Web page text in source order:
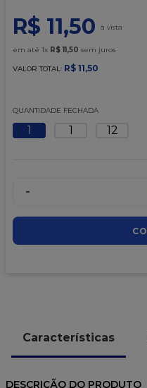
R$ 11,50
em até 1x R$ 11 ,50 sem juros
VALOR TOTAL: R$ 11,50
QUANTIDADE FECHADA
1 1 12
-
Características
DESCRIÇÃO DO PRODUTO
9
caixa kraft
chocolate